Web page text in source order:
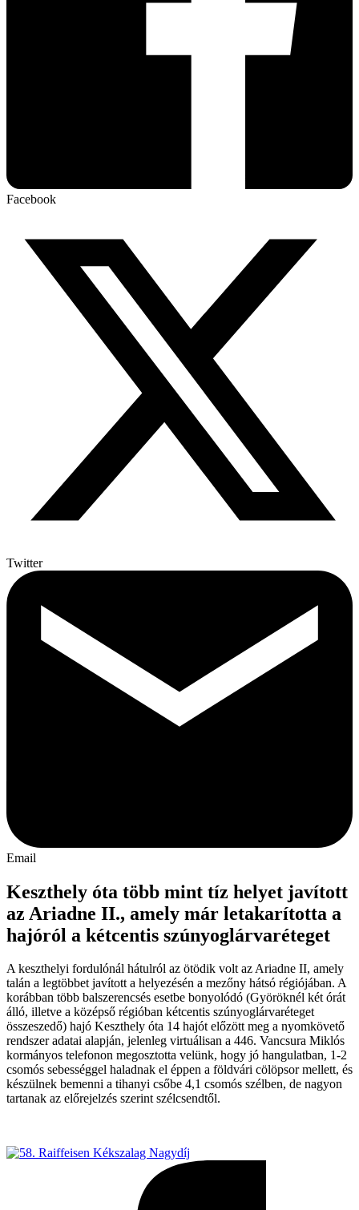
Facebook
Twitter
Email
Keszthely óta több mint tíz helyet javított
az Ariadne II., amely már letakarította a
hajóról a kétcentis szúnyoglárvaréteget
A keszthelyi fordulónál hátulról az ötödik volt az Ariadne II, amely
talán a legtöbbet javított a helyezésén a mezőny hátsó régiójában. A
korábban több balszerencsés esetbe bonyolódó (Györöknél két órát
álló, illetve a középső régióban kétcentis szúnyoglárvaréteget
összeszedő) hajó Keszthely óta 14 hajót előzött meg a nyomkövető
rendszer adatai alapján, jelenleg virtuálisan a 446. Vancsura Miklós
kormányos telefonon megosztotta velünk, hogy jó hangulatban, 1-2
csomós sebességgel haladnak el éppen a földvári cölöpsor mellett, és
készülnek bemenni a tihanyi csőbe 4,1 csomós szélben, de nagyon
tartanak az előrejelzés szerint szélcsendtől.